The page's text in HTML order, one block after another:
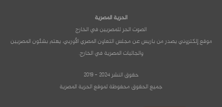
الحرية المصرية
الصوت الحر للمصريين في الخارج
موقع إلكتروني يصدر من باريس عن مجلس التعاون المصري الأوربي، يهتم بشئون المصريين
والجاليات المصرية في الخارج.
حقوق النشر 2024 - 2019
جميع الحقوق محفوظة لموقع الحرية المصرية